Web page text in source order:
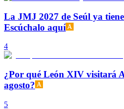
La JMJ 2027 de Seúl ya
Escúchalo aquí
4
¿Por qué León XIV visitará
agosto?
5